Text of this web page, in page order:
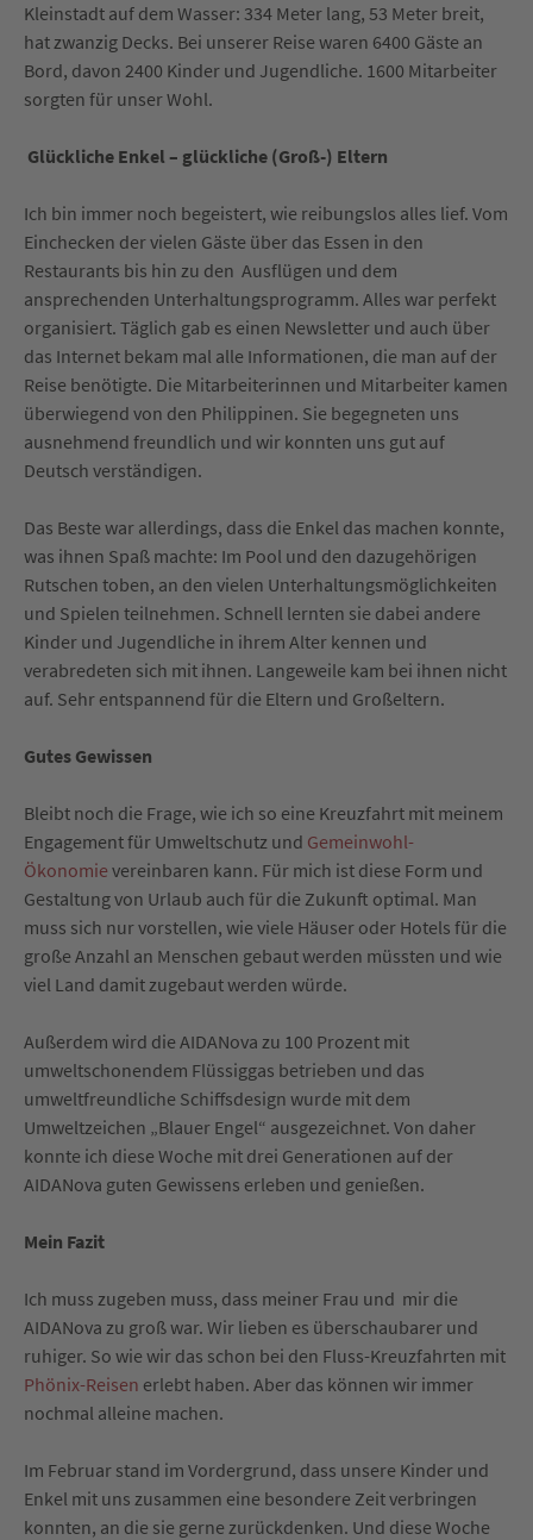
Kleinstadt auf dem Wasser: 334 Meter lang, 53 Meter breit,
hat zwanzig Decks. Bei unserer Reise waren 6400 Gäste an
Bord, davon 2400 Kinder und Jugendliche. 1600 Mitarbeiter
sorgten für unser Wohl.
Glückliche Enkel – glückliche (Groß-) Eltern
Ich bin immer noch begeistert, wie reibungslos alles lief. Vom
Einchecken der vielen Gäste über das Essen in den
Restaurants bis hin zu den Ausflügen und dem
ansprechenden Unterhaltungsprogramm. Alles war perfekt
organisiert. Täglich gab es einen Newsletter und auch über
das Internet bekam mal alle Informationen, die man auf der
Reise benötigte. Die Mitarbeiterinnen und Mitarbeiter kamen
überwiegend von den Philippinen. Sie begegneten uns
ausnehmend freundlich und wir konnten uns gut auf
Deutsch verständigen.
Das Beste war allerdings, dass die Enkel das machen konnte,
was ihnen Spaß machte: Im Pool und den dazugehörigen
Rutschen toben, an den vielen Unterhaltungsmöglichkeiten
und Spielen teilnehmen. Schnell lernten sie dabei andere
Kinder und Jugendliche in ihrem Alter kennen und
verabredeten sich mit ihnen. Langeweile kam bei ihnen nicht
auf. Sehr entspannend für die Eltern und Großeltern.
Gutes Gewissen
Bleibt noch die Frage, wie ich so eine Kreuzfahrt mit meinem
Engagement für Umweltschutz und Gemeinwohl-
Ökonomie vereinbaren kann. Für mich ist diese Form und
Gestaltung von Urlaub auch für die Zukunft optimal. Man
muss sich nur vorstellen, wie viele Häuser oder Hotels für die
große Anzahl an Menschen gebaut werden müssten und wie
viel Land damit zugebaut werden würde.
Außerdem wird die AIDANova zu 100 Prozent mit
umweltschonendem Flüssiggas betrieben und das
umweltfreundliche Schiffsdesign wurde mit dem
Umweltzeichen „Blauer Engel“ ausgezeichnet. Von daher
konnte ich diese Woche mit drei Generationen auf der
AIDANova guten Gewissens erleben und genießen.
Mein Fazit
Ich muss zugeben muss, dass meiner Frau und mir die
AIDANova zu groß war. Wir lieben es überschaubarer und
ruhiger. So wie wir das schon bei den Fluss-Kreuzfahrten mit
Phönix-Reisen erlebt haben. Aber das können wir immer
nochmal alleine machen.
Im Februar stand im Vordergrund, dass unsere Kinder und
Enkel mit uns zusammen eine besondere Zeit verbringen
konnten, an die sie gerne zurückdenken. Und diese Woche